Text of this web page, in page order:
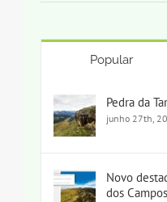
Popular
Pedra da
junho 27th,
Novo
dos